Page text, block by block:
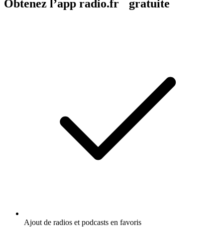
Obtenez l’app radio.fr gratuite
Ajout de radios et podcasts en favoris